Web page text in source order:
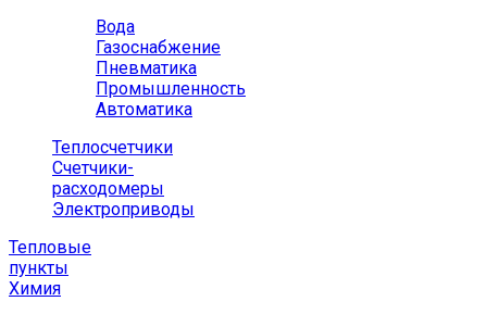
Вода
Газоснабжение
Пневматика
Промышленность
Автоматика
Теплосчетчики
Счетчики-
расходомеры
Электроприводы
Тепловые
пункты
Химия